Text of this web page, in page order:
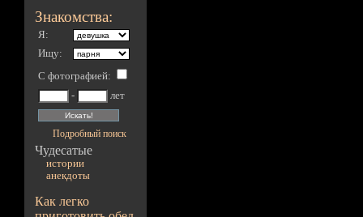
Знакомства:
Я:
Ищу:
С фотографией:
-
лет
Подробный поиск
Чудесатые
истории
анекдоты
Как легко